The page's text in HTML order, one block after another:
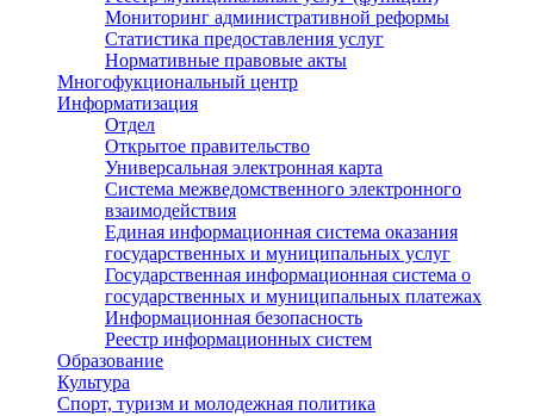
Мониторинг административной реформы
Статистика предоставления услуг
Нормативные правовые акты
Многофукциональный центр
Информатизация
Отдел
Открытое правительство
Универсальная электронная карта
Система межведомственного электронного
взаимодействия
Единая информационная система оказания
государственных и муниципальных услуг
Государственная информационная система о
государственных и муниципальных платежах
Информационная безопасность
Реестр информационных систем
Образование
Культура
Спорт, туризм и молодежная политика